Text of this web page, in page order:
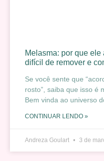
Melasma: por que
difícil de remover e
Se você sente que
rosto”, saiba que isso é
Bem vinda ao universo
CONTINUAR LENDO »
Andreza Goulart 3 de